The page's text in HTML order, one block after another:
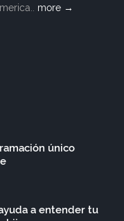
more →
único
a entender tu